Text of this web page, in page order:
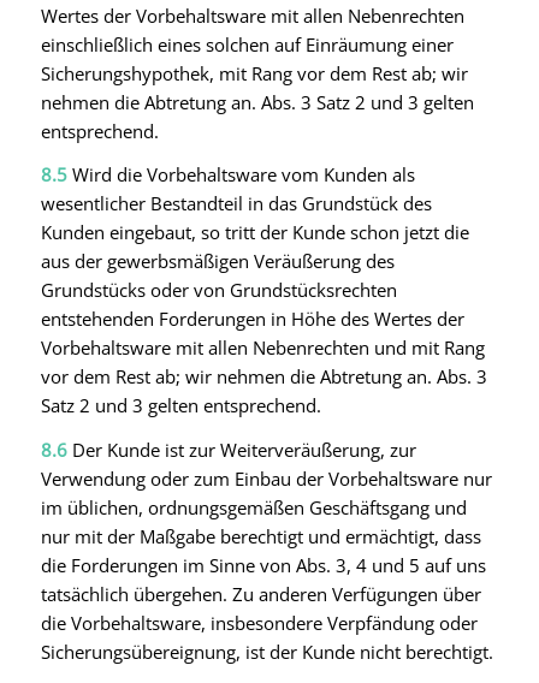
Wertes der Vorbehaltsware mit allen Nebenrechten
einschließlich eines solchen auf Einräumung einer
Sicherungshypothek, mit Rang vor dem Rest ab; wir
nehmen die Abtretung an. Abs. 3 Satz 2 und 3 gelten
entsprechend.
8.5Wird die Vorbehaltsware vom Kunden als
wesentlicher Bestandteil in das Grundstück des
Kunden eingebaut, so tritt der Kunde schon jetzt die
aus der gewerbsmäßigen Veräußerung des
Grundstücks oder von Grundstücksrechten
entstehenden Forderungen in Höhe des Wertes der
Vorbehaltsware mit allen Nebenrechten und mit Rang
vor dem Rest ab; wir nehmen die Abtretung an. Abs. 3
Satz 2 und 3 gelten entsprechend.
8.6Der Kunde ist zur Weiterveräußerung, zur
Verwendung oder zum Einbau der Vorbehaltsware nur
im üblichen, ordnungsgemäßen Geschäftsgang und
nur mit der Maßgabe berechtigt und ermächtigt, dass
die Forderungen im Sinne von Abs. 3, 4 und 5 auf uns
tatsächlich übergehen. Zu anderen Verfügungen über
die Vorbehaltsware, insbesondere Verpfändung oder
Sicherungsübereignung, ist der Kunde nicht berechtigt.